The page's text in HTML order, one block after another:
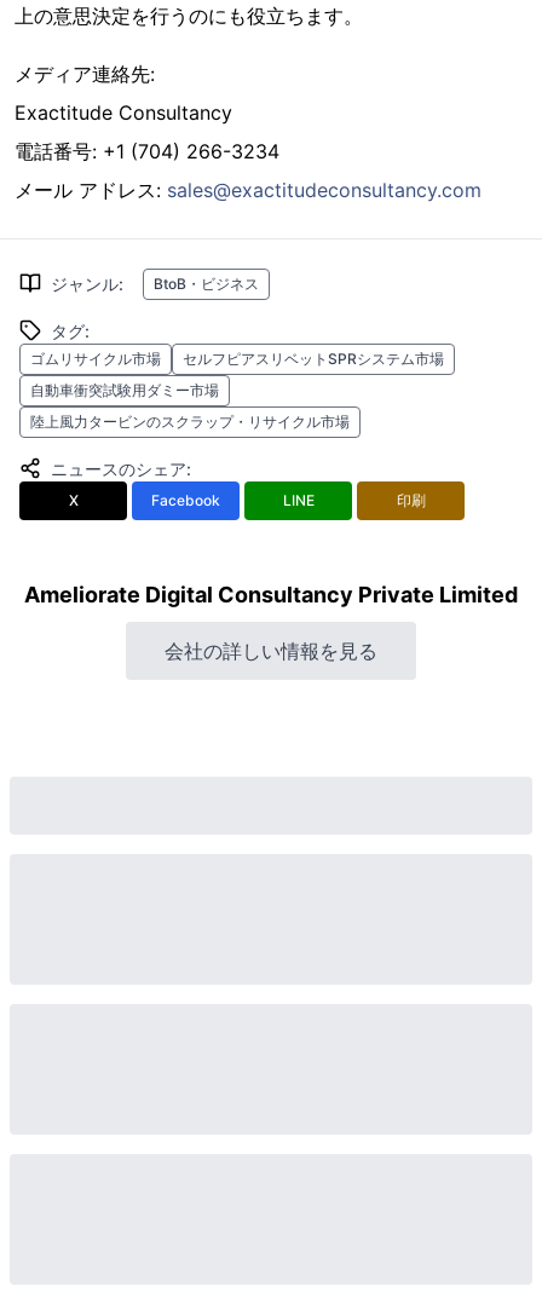
上の意思決定を行うのにも役立ちます。
メディア連絡先:
Exactitude Consultancy
電話番号: +1 (704) 266-3234
メール アドレス: sales@exactitudeconsultancy.com
ジャンル: BtoB・ビジネス
タグ:
ゴムリサイクル市場
セルフピアスリベットSPRシステム市場
自動車衝突試験用ダミー市場
陸上風力タービンのスクラップ・リサイクル市場
ニュースのシェア:
X Facebook LINE 印刷
Ameliorate Digital Consultancy Private Limited
会社の詳しい情報を見る